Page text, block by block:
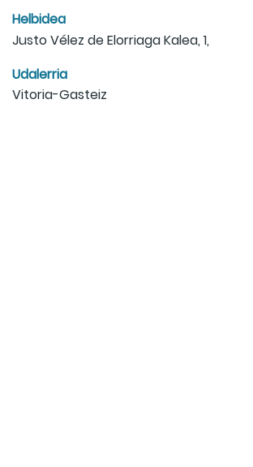
Helbidea
Justo Vélez de Elorriaga Kalea, 1,
Udalerria
Vitoria-Gasteiz